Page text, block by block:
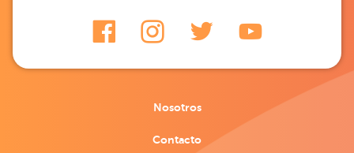
Nosotros
Contacto